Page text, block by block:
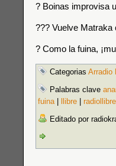
? Boinas improvisa
??‍? Vuelve
? Como la fuina,
Categorias Arradio
Palabras clave
fuina| llibre
radiollibre
Editado por